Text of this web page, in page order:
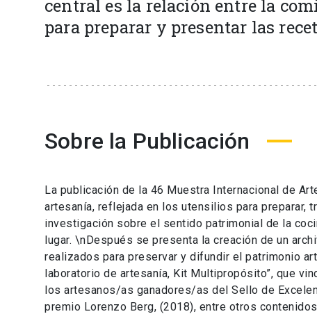
central es la relación entre la
para preparar y presentar las
Sobre la Publicación
La publicación de la 46 Muestra Internacional de
artesanía, reflejada en los utensilios para preparar,
investigación sobre el sentido patrimonial de la
lugar. \nDespués se presenta la creación de un
realizados para preservar y difundir el patrimonio
laboratorio de artesanía, Kit Multipropósito”, que
los artesanos/as ganadores/as del Sello de
premio Lorenzo Berg, (2018), entre otros